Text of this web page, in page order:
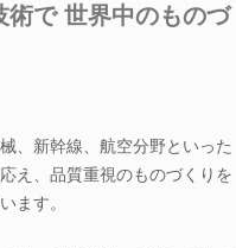
術で 世界中のものづ
、新幹線、航空分野といった
え、品質重視のものづくりを
ます。